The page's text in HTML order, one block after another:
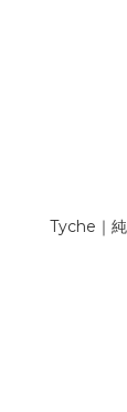
Tyche｜